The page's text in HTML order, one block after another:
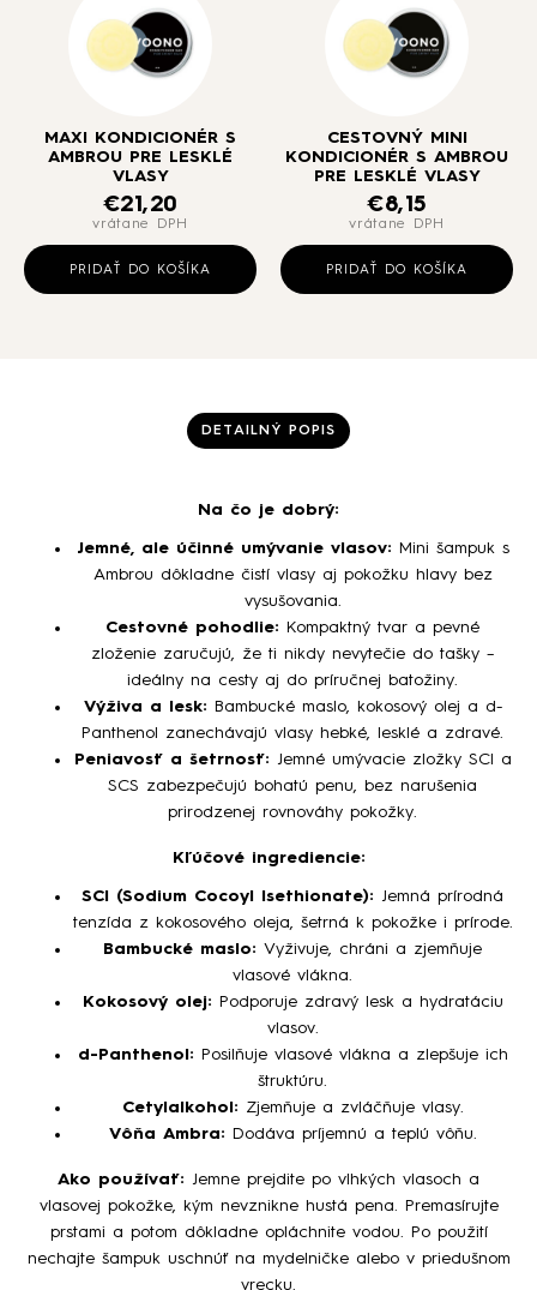
MAXI KONDICIONÉR S
AMBROU PRE LESKLÉ
VLASY
€21,20
vrátane DPH
PRIDAŤ DO KOŠÍKA
CESTOVNÝ MINI
KONDICIONÉR S AMBROU
PRE LESKLÉ VLASY
€8,15
vrátane DPH
PRIDAŤ DO KOŠÍKA
DETAILNÝ POPIS
Na čo je dobrý:
Jemné, ale účinné umývanie vlasov: Mini šampuk s
Ambrou dôkladne čistí vlasy aj pokožku hlavy bez
vysušovania.
Cestovné pohodlie: Kompaktný tvar a pevné
zloženie zaručujú, že ti nikdy nevytečie do tašky –
ideálny na cesty aj do príručnej batožiny.
Výživa a lesk: Bambucké maslo, kokosový olej a d-
Panthenol zanechávajú vlasy hebké, lesklé a zdravé.
Peniavosť a šetrnosť: Jemné umývacie zložky SCI a
SCS zabezpečujú bohatú penu, bez narušenia
prirodzenej rovnováhy pokožky.
Kľúčové ingrediencie:
SCI (Sodium Cocoyl Isethionate): Jemná prírodná
tenzída z kokosového oleja, šetrná k pokožke i prírode.
Bambucké maslo: Vyživuje, chráni a zjemňuje
vlasové vlákna.
Kokosový olej: Podporuje zdravý lesk a hydratáciu
vlasov.
d-Panthenol: Posilňuje vlasové vlákna a zlepšuje ich
štruktúru.
Cetylalkohol: Zjemňuje a zvláčňuje vlasy.
Vôňa Ambra: Dodáva príjemnú a teplú vôňu.
Ako používať:
Jemne prejdite po vlhkých vlasoch a
vlasovej pokožke, kým nevznikne hustá pena. Premasírujte
prstami a potom dôkladne opláchnite vodou. Po použití
nechajte šampuk uschnúť na mydelničke alebo v priedušnom
vrecku.